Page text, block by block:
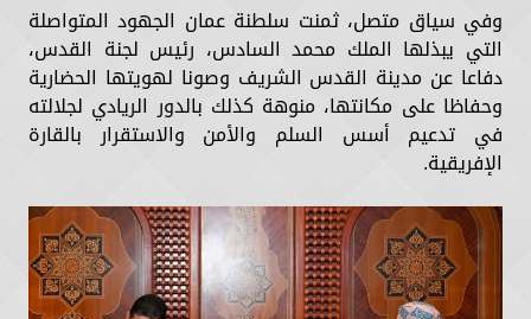
وفي سياق متصل، ثمنت سلطنة عمان الجهود المتواصلة
التي يبذلها الملك محمد السادس، رئيس لجنة القدس،
دفاعا عن مدينة القدس الشريف وصونا لهويتها الحضارية
وحفاظا على مكانتها، منوهة كذلك بالدور الريادي لجلالته
في تدعيم أسس السلم والأمن والاستقرار بالقارة
الإفريقية.